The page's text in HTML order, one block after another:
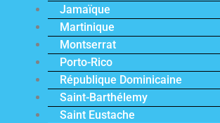
Jamaïque
Martinique
Montserrat
Porto-Rico
République Dominicaine
Saint-Barthélemy
Saint Eustache